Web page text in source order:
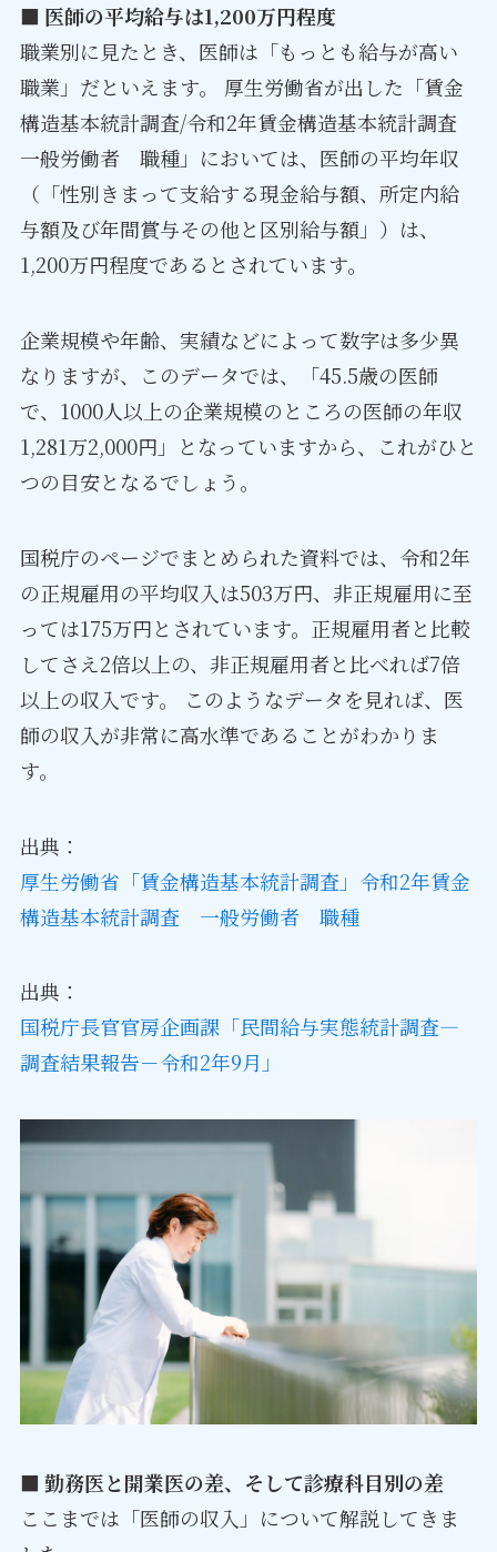
■ 医師の平均給与は1,200万円程度
職業別に見たとき、医師は「もっとも給与が高い
職業」だといえます。 厚生労働省が出した「賃金
構造基本統計調査/令和2年賃金構造基本統計調査
一般労働者 職種」においては、医師の平均年収
（「性別きまって支給する現金給与額、所定内給
与額及び年間賞与その他と区別給与額」）は、
1,200万円程度であるとされています。
企業規模や年齢、実績などによって数字は多少異
なりますが、このデータでは、「45.5歳の医師
で、1000人以上の企業規模のところの医師の年収
1,281万2,000円」となっていますから、これがひと
つの目安となるでしょう。
国税庁のページでまとめられた資料では、令和2年
の正規雇用の平均収入は503万円、非正規雇用に至
っては175万円とされています。正規雇用者と比較
してさえ2倍以上の、非正規雇用者と比べれば7倍
以上の収入です。 このようなデータを見れば、医
師の収入が非常に高水準であることがわかりま
す。
出典：
厚生労働省「賃金構造基本統計調査」令和2年賃金
構造基本統計調査 一般労働者 職種
出典：
国税庁長官官房企画課「民間給与実態統計調査―
調査結果報告－令和2年9月」
■ 勤務医と開業医の差、そして診療科目別の差
ここまでは「医師の収入」について解説してきま